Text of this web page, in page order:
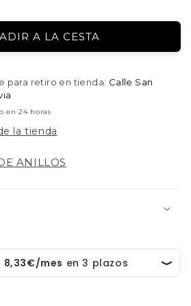
A LA CESTA
para retiro en tienda: Calle San
en 24 horas
la tienda
ANILLOS